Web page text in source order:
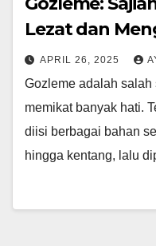
Lezat dan
APRIL 26, 2025
Gozleme adalah salah
memikat banyak hati.
diisi berbagai bahan
hingga kentang, lalu